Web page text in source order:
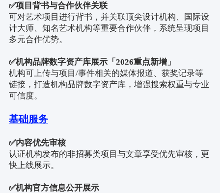
✅项目背书与合作伙伴关联
可对艺术项目进行背书，并关联顶尖设计机构、国际设
计大师、知名艺术机构等重要合作伙伴，系统呈现项目
多元合作优势。
✅机构品牌数字资产库展示「 2026重点新增」
机构可上传与项目/事件相关的媒体报道、获奖记录等
链接，打造机构品牌数字资产库，增强搜索权重与专业
可信度。
基础服务
✅内容优先审核
认证机构发布的非招募类项目与文章享受优先审核，更
快上线展示。
✅机构官方信息公开展示